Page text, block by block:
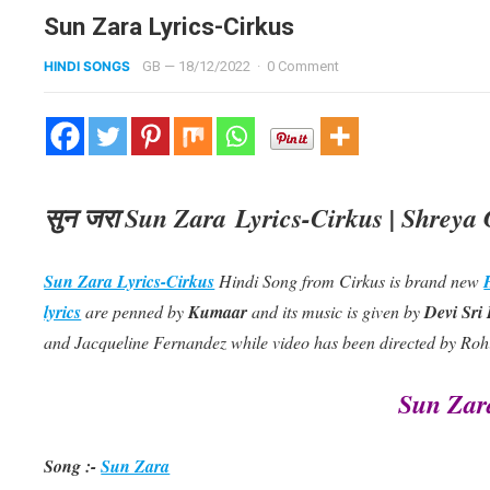
Sun Zara Lyrics-Cirkus
HINDI SONGS GB — 18/12/2022 · 0 Comment
सुन जरा Sun Zara Lyrics-Cirkus | Shreya
Sun Zara Lyrics-Cirkus Hindi Song from Cirkus is brand new
lyricsare penned byKumaarand its music is given byDevi Sri
and Jacqueline Fernandez while video has been directed by
Sun
Song :-Sun Zara